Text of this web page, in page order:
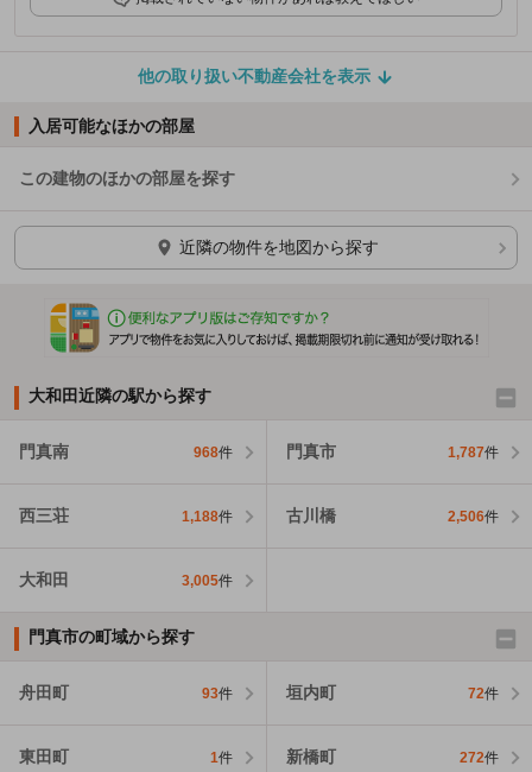
他の取り扱い不動産会社を表示
入居可能なほかの部屋
この建物のほかの部屋を探す
ほかの部屋を検索中…
近隣の物件を地図から探す
大和田近隣の駅から探す
門真南 968件 門真市 1,787件
西三荘 1,188件 古川橋 2,506件
大和田 3,005件
門真市の町域から探す
舟田町 93件 垣内町 72件
東田町 1件 新橋町 272件